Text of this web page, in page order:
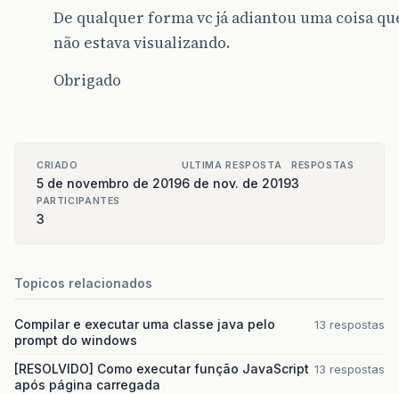
De qualquer forma vc já adiantou uma coisa
não estava visualizando.
Obrigado
CRIADO
5 de novembro de 2019
ULTIMA RESPOSTA
6 de nov. de 2019
RESPOSTAS
3
PARTICIPANTES
3
Topicos relacionados
Compilar e executar uma classe java pelo
prompt do windows
13 respostas
[RESOLVIDO] Como executar função JavaScript
após página carregada
13 respostas